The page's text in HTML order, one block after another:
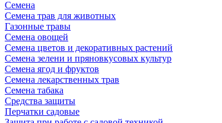
Семена
Семена трав для животных
Газонные травы
Семена овощей
Семена цветов и декоративных растений
Семена зелени и пряновкусовых культур
Семена ягод и фруктов
Семена лекарственных трав
Семена табака
Средства защиты
Перчатки садовые